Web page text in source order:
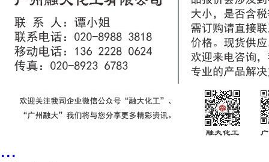
...